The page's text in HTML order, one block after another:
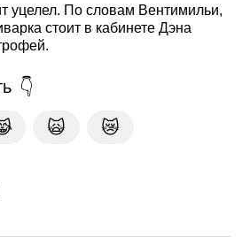
уцелел. По словам Вентимильи,
стоит в кабинете Дэна
🙀 😿